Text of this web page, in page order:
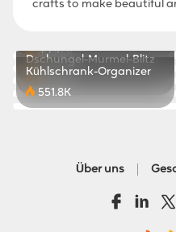
crafts to make beautiful
494.6K
830.1K
Dschungel-Murmel-Blitz
Kühlschrank-Organizer
551.8K
Über uns